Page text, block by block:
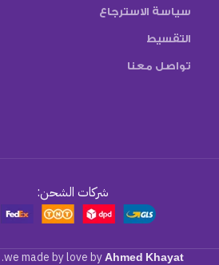
سياسة الاسترجاع
التقسيط
تواصل معنا
شركات الشحن:
we made by love by Ahmed Khayat
.